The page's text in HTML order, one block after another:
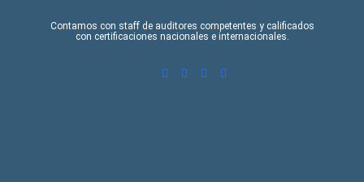
Contamos con staff de auditores competentes y calificados
con certificaciones nacionales e internacionales.